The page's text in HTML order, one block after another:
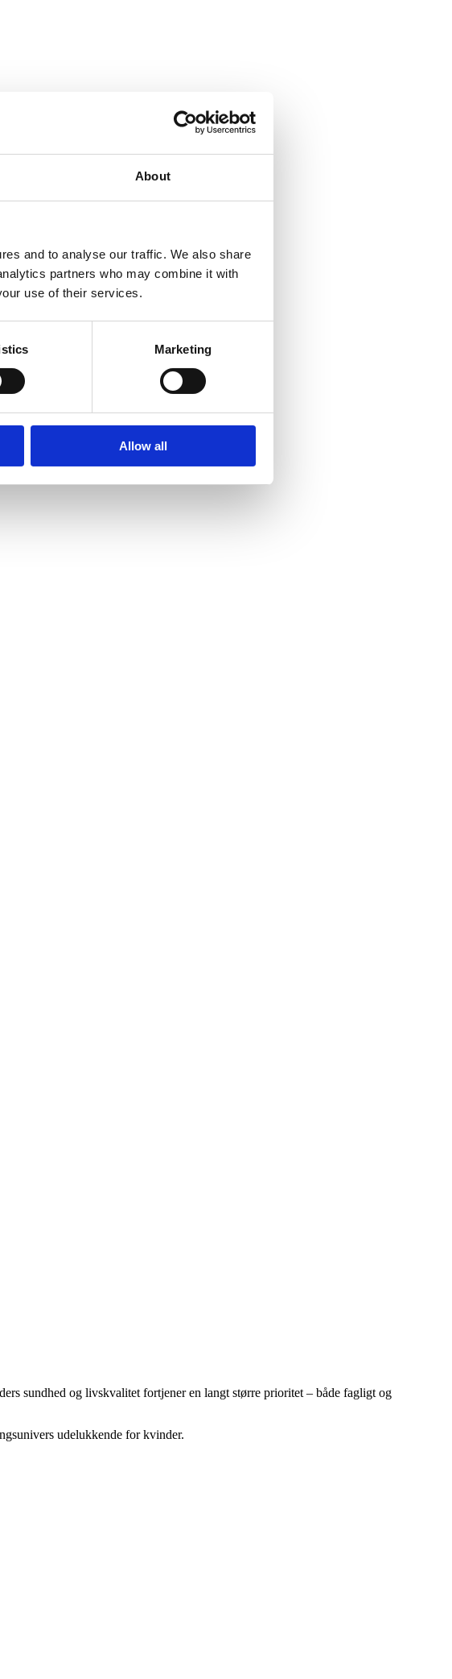
About
and to analyse our traffic. We also share
partners who may combine it with
use of their services.
Marketing
Allow all
sundhed og livskvalitet fortjener en langt større prioritet – både fagligt og
udelukkende for kvinder.